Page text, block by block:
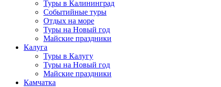
Туры в Калининград
Событийные туры
Отдых на море
Туры на Новый год
Майские праздники
Калуга
Туры в Калугу
Туры на Новый год
Майские праздники
Камчатка